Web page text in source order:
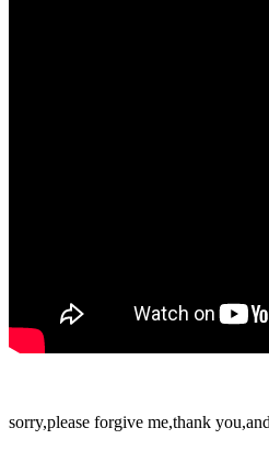
sorry,please forgive me,thank